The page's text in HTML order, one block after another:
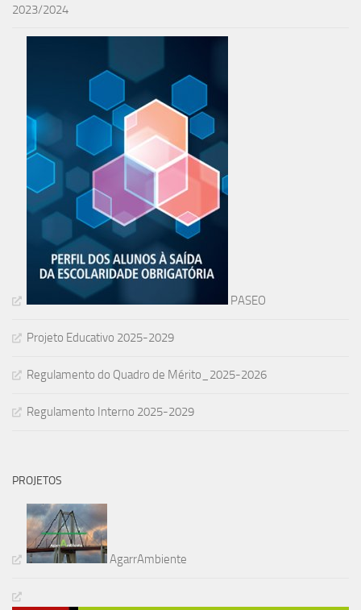
2023/2024
PASEO
Projeto Educativo 2025-2029
Regulamento do Quadro de Mérito_2025-2026
Regulamento Interno 2025-2029
PROJETOS
AgarrAmbiente